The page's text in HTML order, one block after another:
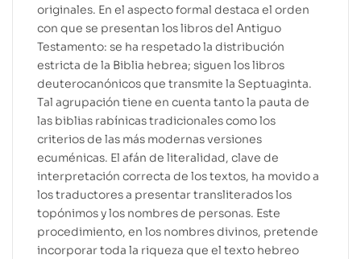
originales. En el aspecto formal destaca el orden
con que se presentan los libros del Antiguo
Testamento: se ha respetado la distribución
estricta de la Biblia hebrea; siguen los libros
deuterocanónicos que transmite la Septuaginta.
Tal agrupación tiene en cuenta tanto la pauta de
las biblias rabínicas tradicionales como los
criterios de las más modernas versiones
ecuménicas. El afán de literalidad, clave de
interpretación correcta de los textos, ha movido a
los traductores a presentar transliterados los
topónimos y los nombres de personas. Este
procedimiento, en los nombres divinos, pretende
incorporar toda la riqueza que el texto hebreo